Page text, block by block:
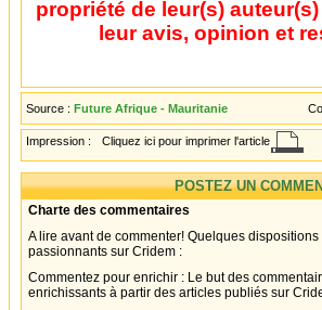
propriété de leur(s)
leur avis, opinion et
Source : Future Afrique - Mauritanie
Impression : Cliquez ici pour imprimer l'article
POSTEZ UN
Charte des commentaires
A lire avant de commenter! Quelques
passionnants sur Cridem :
Commentez pour enrichir : Le but des
enrichissants à partir des articles publiés sur